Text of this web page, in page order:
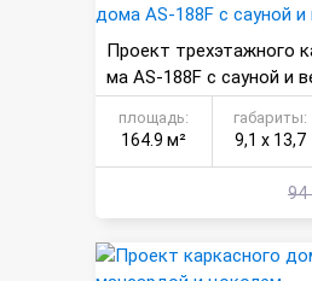
Проект трехэтажного
ма AS-188F с сауной и
площадь:
164.9 м²
габариты:
9,1 х 13,7
94